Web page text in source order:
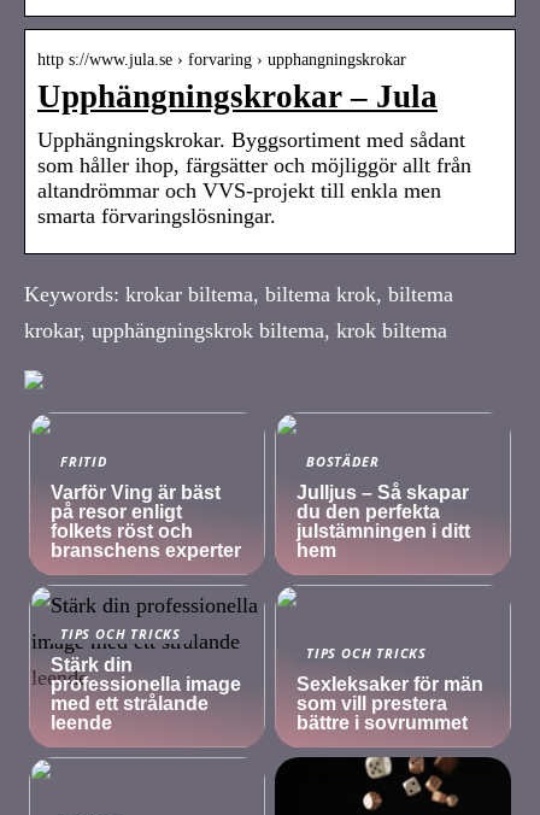
http s://www.jula.se › forvaring › upphangningskrokar
Upphängningskrokar – Jula
Upphängningskrokar. Byggsortiment med sådant
som håller ihop, färgsätter och möjliggör allt från
altandrömmar och VVS-projekt till enkla men
smarta förvaringslösningar.
Keywords: krokar biltema, biltema krok, biltema
krokar, upphängningskrok biltema, krok biltema
FRITID
Varför Ving är bäst
på resor enligt
folkets röst och
branschens experter
BOSTÄDER
Julljus – Så skapar
du den perfekta
julstämningen i ditt
hem
TIPS OCH TRICKS
Stärk din
professionella image
med ett strålande
leende
TIPS OCH TRICKS
Sexleksaker för män
som vill prestera
bättre i sovrummet